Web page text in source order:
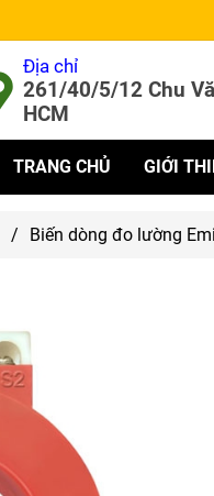
Địa chỉ
261/40/5/12 Chu
HCM
TRANG CHỦ GIỚI
/ Biến dòng đo lường